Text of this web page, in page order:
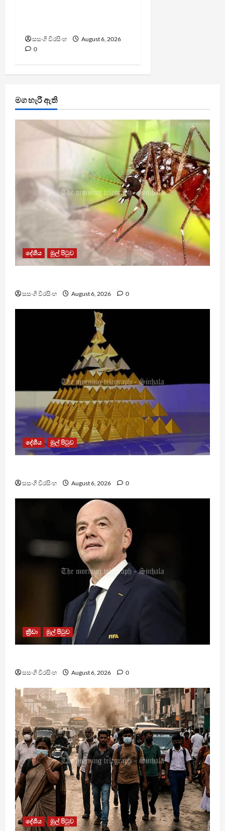
සසංගි වීරසිංහ
August 6, 2026
0
මග හැරී ඇති
දේශීය මුල් පිටුව
සසංගි වීරසිංහ August 6, 2026 0
දේශීය මුල් පිටුව
සසංගි වීරසිංහ August 6, 2026 0
ක්‍රීඩා මුල් පිටුව
සසංගි වීරසිංහ August 6, 2026 0
දේශීය මුල් පිටුව